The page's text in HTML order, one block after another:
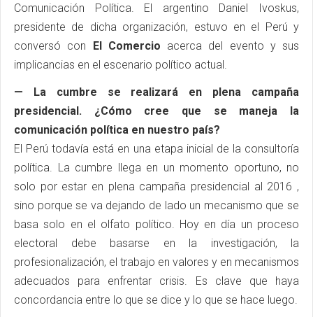
Comunicación Política. El argentino Daniel Ivoskus,
presidente de dicha organización, estuvo en el Perú y
conversó con El Comercio acerca del evento y sus
implicancias en el escenario político actual.
— La cumbre se realizará en plena campaña
presidencial. ¿Cómo cree que se maneja la
comunicación política en nuestro país?
El Perú todavía está en una etapa inicial de la consultoría
política. La cumbre llega en un momento oportuno, no
solo por estar en plena campaña presidencial al 2016 ,
sino porque se va dejando de lado un mecanismo que se
basa solo en el olfato político. Hoy en día un proceso
electoral debe basarse en la investigación, la
profesionalización, el trabajo en valores y en mecanismos
adecuados para enfrentar crisis. Es clave que haya
concordancia entre lo que se dice y lo que se hace luego.